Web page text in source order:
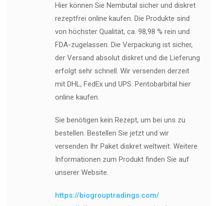
Hier können Sie Nembutal sicher und diskret
rezeptfrei online kaufen. Die Produkte sind
von höchster Qualität, ca. 98,98 % rein und
FDA-zugelassen. Die Verpackung ist sicher,
der Versand absolut diskret und die Lieferung
erfolgt sehr schnell. Wir versenden derzeit
mit DHL, FedEx und UPS. Pentobarbital hier
online kaufen.
Sie benötigen kein Rezept, um bei uns zu
bestellen. Bestellen Sie jetzt und wir
versenden Ihr Paket diskret weltweit. Weitere
Informationen zum Produkt finden Sie auf
unserer Website.
https://biogrouptradings.com/